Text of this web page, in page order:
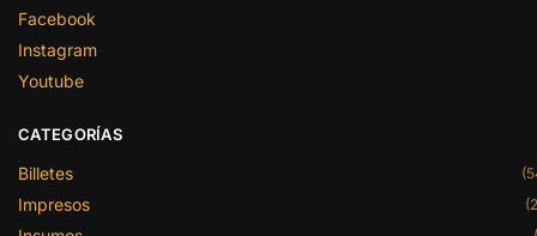
Facebook
Instagram
Youtube
CATEGORÍAS
Billetes
Impresos